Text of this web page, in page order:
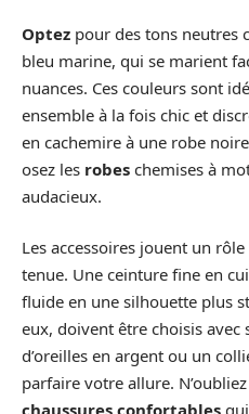
Optez pour des tons neutres
bleu marine, qui se marient
nuances. Ces couleurs sont
ensemble à la fois chic et
en cachemire à une robe
osez les robes chemises à
audacieux.
Les accessoires jouent un rôle
tenue. Une ceinture fine en
fluide en une silhouette plus
eux, doivent être choisis avec
d’oreilles en argent ou un
parfaire votre allure.
chaussures confortables